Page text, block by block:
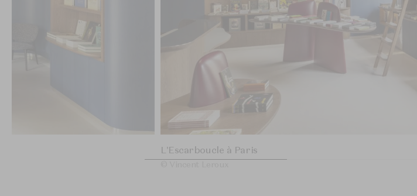
L'Escarboucle à Paris